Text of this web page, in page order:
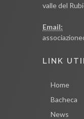
valle del
Email:
LINK
Home
Bacheca
News